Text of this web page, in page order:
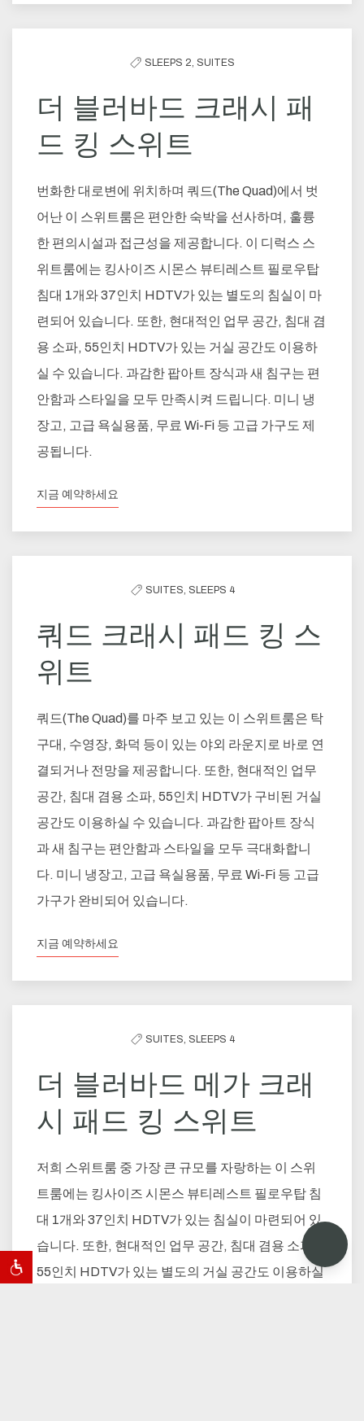
SLEEPS 2, SUITES
더 블러바드 크래시 패
드 킹 스위트
번화한 대로변에 위치하며 쿼드(The Quad)에서 벗
어난 이 스위트룸은 편안한 숙박을 선사하며, 훌륭
한 편의시설과 접근성을 제공합니다. 이 디럭스 스
위트룸에는 킹사이즈 시몬스 뷰티레스트 필로우탑
침대 1개와 37인치 HDTV가 있는 별도의 침실이 마
련되어 있습니다. 또한, 현대적인 업무 공간, 침대 겸
용 소파, 55인치 HDTV가 있는 거실 공간도 이용하
실 수 있습니다. 과감한 팝아트 장식과 새 침구는 편
안함과 스타일을 모두 만족시켜 드립니다. 미니 냉
장고, 고급 욕실용품, 무료 Wi-Fi 등 고급 가구도 제
공됩니다.
지금 예약하세요
SUITES, SLEEPS 4
쿼드 크래시 패드 킹 스
위트
쿼드(The Quad)를 마주 보고 있는 이 스위트룸은 탁
구대, 수영장, 화덕 등이 있는 야외 라운지로 바로 연
결되거나 전망을 제공합니다. 또한, 현대적인 업무
공간, 침대 겸용 소파, 55인치 HDTV가 구비된 거실
공간도 이용하실 수 있습니다. 과감한 팝아트 장식
과 새 침구는 편안함과 스타일을 모두 극대화합니
다. 미니 냉장고, 고급 욕실용품, 무료 Wi-Fi 등 고급
가구가 완비되어 있습니다.
지금 예약하세요
SUITES, SLEEPS 4
더 블러바드 메가 크래
시 패드 킹 스위트
저희 스위트룸 중 가장 큰 규모를 자랑하는 이 스위
트룸에는 킹사이즈 시몬스 뷰티레스트 필로우탑 침
대 1개와 37인치 HDTV가 있는 침실이 마련되어 있
습니다. 또한, 현대적인 업무 공간, 침대 겸용 소파,
55인치 HDTV가 있는 별도의 거실 공간도 이용하실